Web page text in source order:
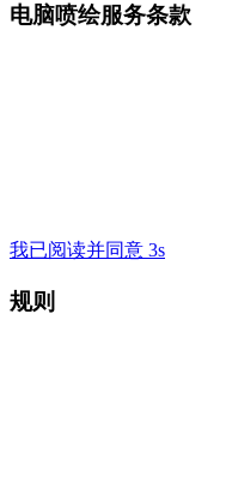
电脑喷绘服务条款
我已阅读并同意 3s
规则